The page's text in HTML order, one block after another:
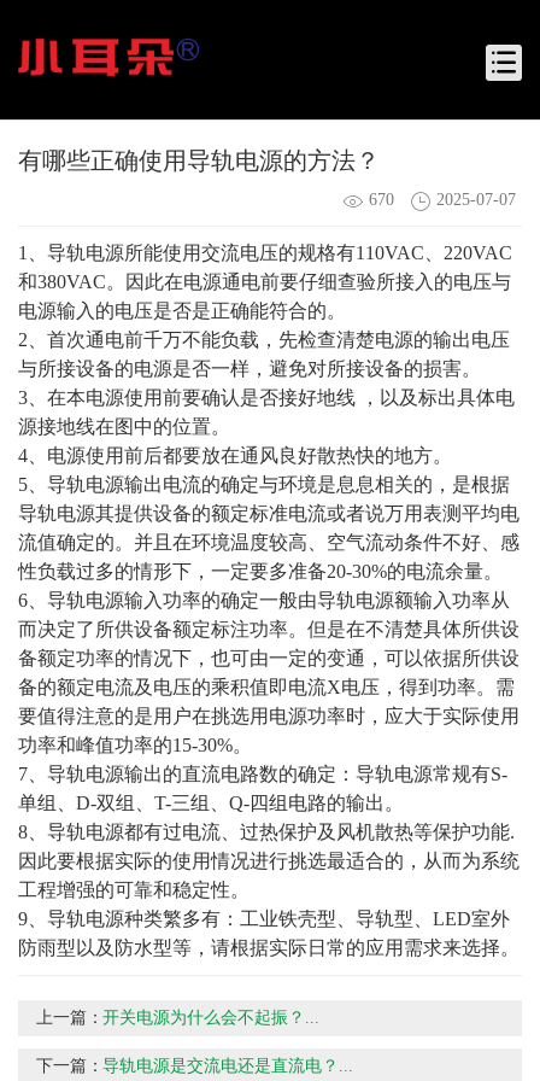
有哪些正确使用导轨电源的方法？
670 2025-07-07
1、导轨电源所能使用交流电压的规格有110VAC、220VAC
和380VAC。因此在电源通电前要仔细查验所接入的电压与
电源输入的电压是否是正确能符合的。
2、首次通电前千万不能负载，先检查清楚电源的输出电压
与所接设备的电源是否一样，避免对所接设备的损害。
3、在本电源使用前要确认是否接好地线 ，以及标出具体电
源接地线在图中的位置。
4、电源使用前后都要放在通风良好散热快的地方。
5、导轨电源输出电流的确定与环境是息息相关的，是根据
导轨电源其提供设备的额定标准电流或者说万用表测平均电
流值确定的。并且在环境温度较高、空气流动条件不好、感
性负载过多的情形下，一定要多准备20-30%的电流余量。
6、导轨电源输入功率的确定一般由导轨电源额输入功率从
而决定了所供设备额定标注功率。但是在不清楚具体所供设
备额定功率的情况下，也可由一定的变通，可以依据所供设
备的额定电流及电压的乘积值即电流X电压，得到功率。需
要值得注意的是用户在挑选用电源功率时，应大于实际使用
功率和峰值功率的15-30%。
7、导轨电源输出的直流电路数的确定：导轨电源常规有S-
单组、D-双组、T-三组、Q-四组电路的输出。
8、导轨电源都有过电流、过热保护及风机散热等保护功能.
因此要根据实际的使用情况进行挑选最适合的，从而为系统
工程增强的可靠和稳定性。
9、导轨电源种类繁多有：工业铁壳型、导轨型、LED室外
防雨型以及防水型等，请根据实际日常的应用需求来选择。
上一篇：开关电源为什么会不起振？...
下一篇：导轨电源是交流电还是直流电？...